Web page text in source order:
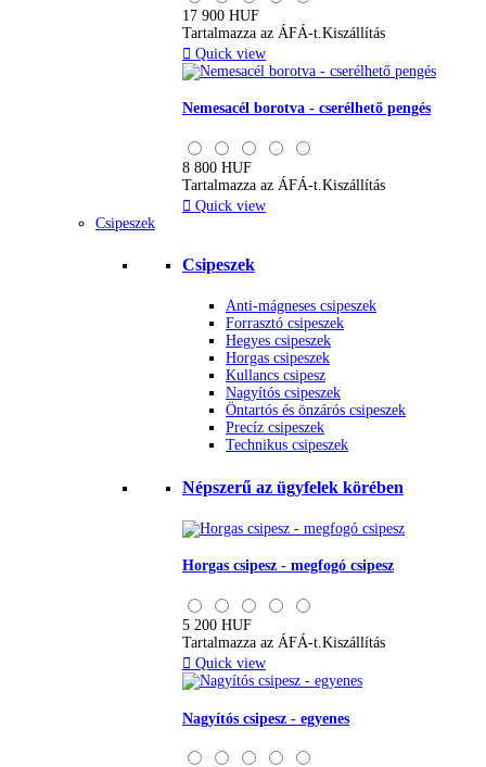
17 900 HUF
Tartalmazza az ÁFÁ-t. Kiszállítás
 Quick view
Nemesacél borotva - cserélhető pengés
8 800 HUF
Tartalmazza az ÁFÁ-t. Kiszállítás
 Quick view
Csipeszek
Csipeszek
Anti-mágneses csipeszek
Forrasztó csipeszek
Hegyes csipeszek
Horgas csipeszek
Kullancs csipesz
Nagyítós csipeszek
Öntartós és önzárós csipeszek
Precíz csipeszek
Technikus csipeszek
Népszerű az ügyfelek körében
Horgas csipesz - megfogó csipesz
5 200 HUF
Tartalmazza az ÁFÁ-t.Kiszállítás
 Quick view
Nagyítós csipesz - egyenes